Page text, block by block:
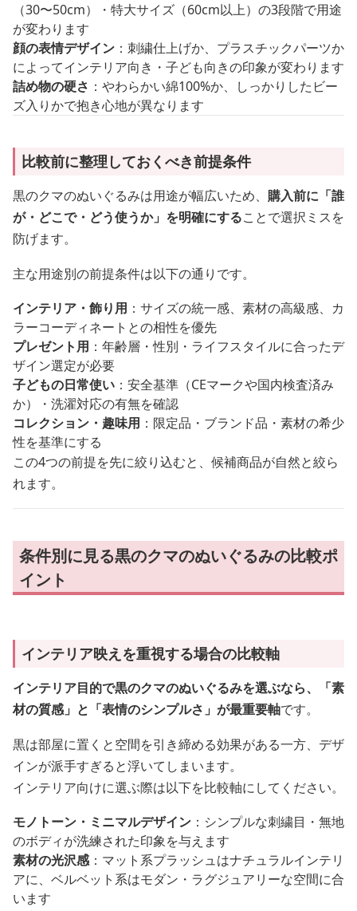
（30〜50cm）・特大サイズ（60cm以上）の3段階で用途
が変わります
顔の表情デザイン ：刺繍仕上げか、プラスチックパーツか
によってインテリア向き・子ども向きの印象が変わります
詰め物の硬さ ：やわらかい綿100%か、しっかりしたビー
ズ入りかで抱き心地が異なります
比較前に整理しておくべき前提条件
黒のクマのぬいぐるみは用途が幅広いため、 購入前に「誰
が・どこで・どう使うか」を明確にすることで選択ミスを
防げます。
主な用途別の前提条件は以下の通りです。
インテリア・飾り用 ：サイズの統一感、素材の高級感、カ
ラーコーディネートとの相性を優先
プレゼント用 ：年齢層・性別・ライフスタイルに合ったデ
ザイン選定が必要
子どもの日常使い ：安全基準（CEマークや国内検査済み
か）・洗濯対応の有無を確認
コレクション・趣味用 ：限定品・ブランド品・素材の希少
性を基準にする
この4つの前提を先に絞り込むと、候補商品が自然と絞ら
れます。
条件別に見る黒のクマのぬいぐるみの比較ポ
イント
インテリア映えを重視する場合の比較軸
インテリア目的で黒のクマのぬいぐるみを選ぶなら、「素
材の質感」と「表情のシンプルさ」が最重要軸です。
黒は部屋に置くと空間を引き締める効果がある一方、デザ
インが派手すぎると浮いてしまいます。
インテリア向けに選ぶ際は以下を比較軸にしてください。
モノトーン・ミニマルデザイン ：シンプルな刺繍目・無地
のボディが洗練された印象を与えます
素材の光沢感：マット系プラッシュはナチュラルインテリ
アに、ベルベット系はモダン・ラグジュアリーな空間に合
います